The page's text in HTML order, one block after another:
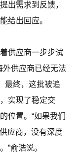
出需求到反馈，
给出回应。
供应商一步步试
供应商已经无法
最终，这批被追
实现了稳定交
位置。“如果我们
应商，没有深度
”俞浩说。